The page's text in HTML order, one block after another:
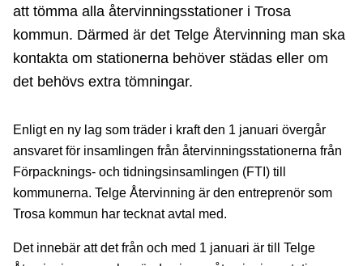
att tömma alla återvinningsstationer i Trosa
kommun. Därmed är det Telge Återvinning man ska
kontakta om stationerna behöver städas eller om
det behövs extra tömningar.
Enligt en ny lag som träder i kraft den 1 januari övergår
ansvaret för insamlingen från återvinningsstationerna från
Förpacknings- och tidningsinsamlingen (FTI) till
kommunerna. Telge Återvinning är den entreprenör som
Trosa kommun har tecknat avtal med.
Det innebär att det från och med 1 januari är till Telge